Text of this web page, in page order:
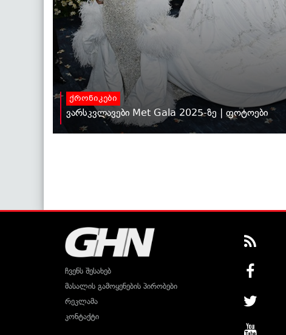
ქრონიკები
ვარსკვლავები Met Gala 2025-ზე | ფოტოები
ჩვენს შესახებ
მასალის გამოყენების პირობები
რეკლამა
კონტაქტი